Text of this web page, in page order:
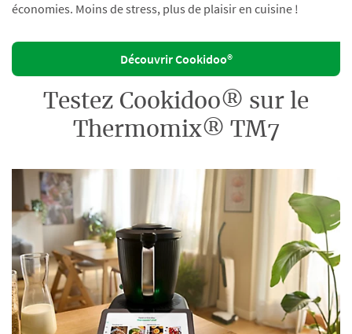
économies. Moins de stress, plus de plaisir en cuisine !
Découvrir Cookidoo®
Testez Cookidoo® sur le
Thermomix® TM7